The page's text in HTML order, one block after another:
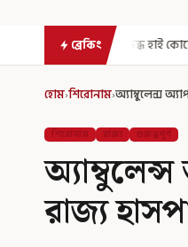
ব্রেকিংথেঁতলানো মাথা-
হোম›শিরোনাম›অ্যাম্বুলেন্স
শিরোনাম রাজ্য গুরুত্বপূর্ণ
রাজ্য